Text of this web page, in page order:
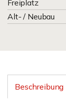
Freiplatz
Alt- / Neubau
Beschreibung